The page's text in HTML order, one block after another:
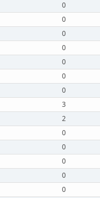
0
0
0
0
0
0
0
3
2
0
0
0
0
0